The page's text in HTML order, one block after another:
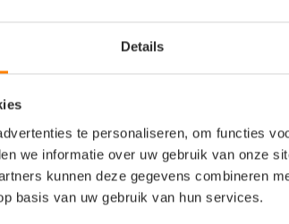
Details
te personaliseren, om functies
we informatie over uw gebruik van onze
kunnen deze gegevens combineren
basis van uw gebruik van hun services.